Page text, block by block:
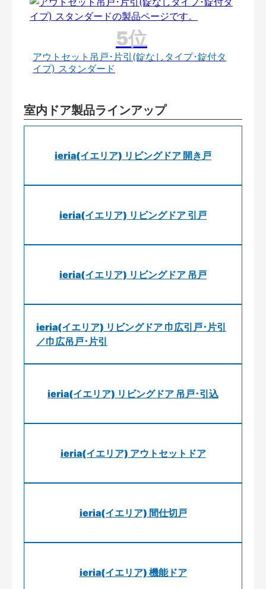
アウトセット吊戸･片引(錠なしタイプ･錠付タ
イプ) スタンダード
室内ドア製品ラインアップ
ieria(イエリア) リビングドア 開き戸
ieria(イエリア) リビングドア 引戸
ieria(イエリア) リビングドア 吊戸
ieria(イエリア) リビングドア 巾広引戸･片引
／巾広吊戸･片引
ieria(イエリア) リビングドア 吊戸･引込
ieria(イエリア) アウトセットドア
ieria(イエリア) 間仕切戸
ieria(イエリア) 機能ドア